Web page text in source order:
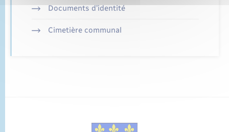
Documents d’identité
Cimetière communal